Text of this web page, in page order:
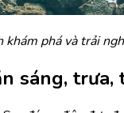
phá và trải
sáng, trưa,